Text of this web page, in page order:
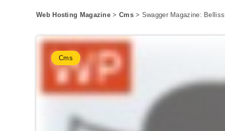
Web Hosting Magazine > Cms> Swagger Magazine:
Cms